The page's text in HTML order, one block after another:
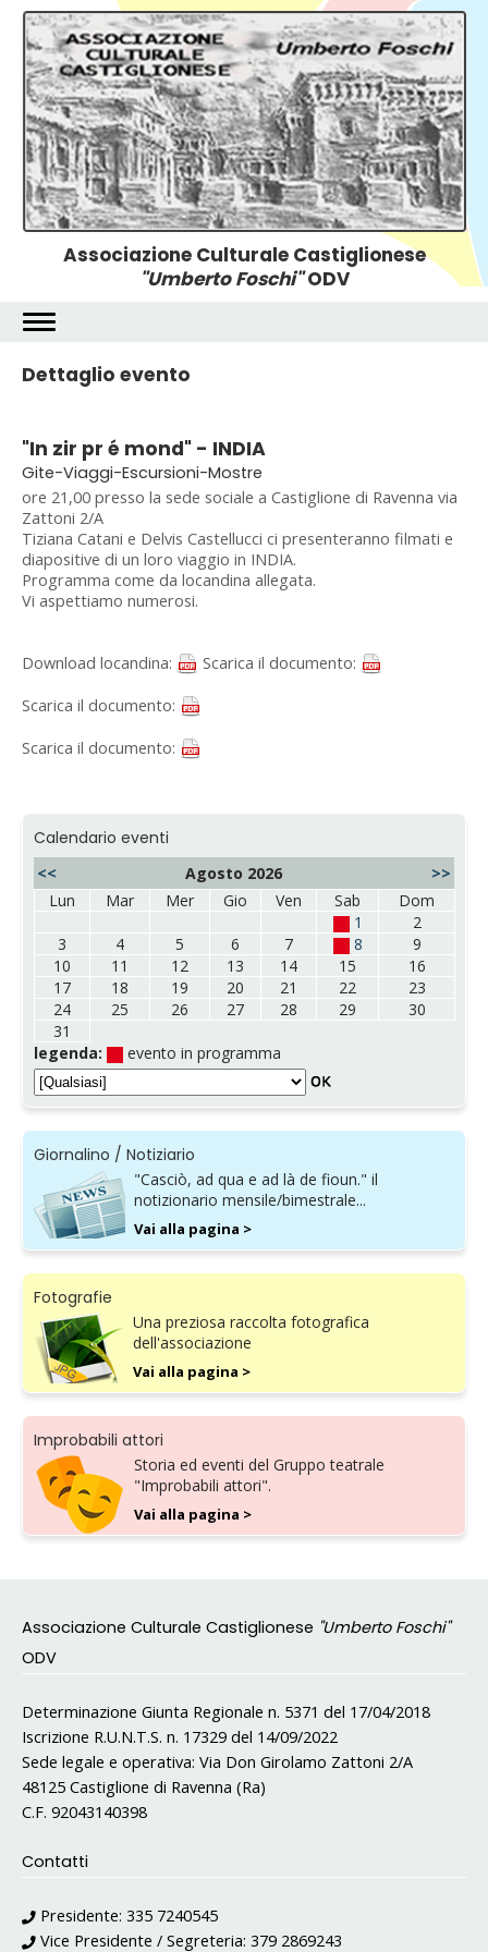
Associazione Culturale Castiglionese
"Umberto Foschi"ODV
Calendario eventi
<< Agosto 2026
>>
Lun
Mar Mer Gio Ven Sab
Dom
1
2
3
4 5 6 7 8
9
10
11 12 13 14 15
16
17
18 19 20 21 22
23
24
25 26 27 28 29
30
31
legenda:
evento in programma
Giornalino / Notiziario
"Casciò, ad qua e ad là de fioun." il
notizionario mensile/bimestrale...
Vai alla pagina >
Fotografie
Una preziosa raccolta fotografica
dell'associazione
Vai alla pagina >
Improbabili attori
Storia ed eventi del Gruppo teatrale
"Improbabili attori".
Vai alla pagina >
Dettaglio evento
"In zir pr é mond" - INDIA
Gite-Viaggi-Escursioni-Mostre
ore 21,00 presso la sede sociale a Castiglione di Ravenna via
Zattoni 2/A
Tiziana Catani e Delvis Castellucci ci presenteranno filmati e
diapositive di un loro viaggio in INDIA.
Programma come da locandina allegata.
Vi aspettiamo numerosi.
Download locandina: Scarica il documento:
Scarica il documento:
Scarica il documento:
Associazione Culturale Castiglionese "Umberto Foschi"
ODV
Determinazione Giunta Regionale n. 5371 del 17/04/2018
Iscrizione R.U.N.T.S. n. 17329 del 14/09/2022
Sede legale e operativa: Via Don Girolamo Zattoni 2/A
48125 Castiglione di Ravenna (Ra)
C.F. 92043140398
Contatti
Presidente: 335 7240545
Vice Presidente / Segreteria: 379 2869243